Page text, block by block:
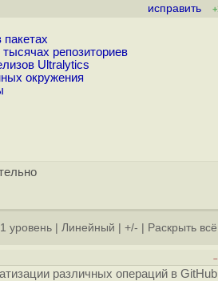
исправить
репозиториев
Ultralytics
окружения
1 уровень Линейный +/- Раскрыть всё
различных операций в